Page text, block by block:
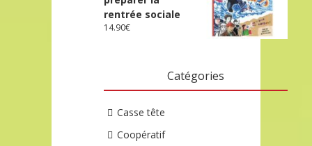
rentrée sociale
14.90€
Catégories
Casse tête
Coopératif